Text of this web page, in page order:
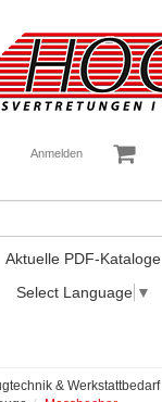
Anmelden
Aktuelle PDF-Kataloge
Select Language ▼
& Werkstattbedarf